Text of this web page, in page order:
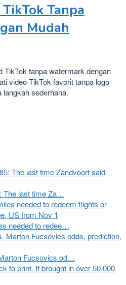
Tanpa
Mudah
TikTok tanpa watermark dengan
video TikTok favorit tanpa logo
langkah sederhana.
The last time Za…
needed to redee…
Fucsovics od…